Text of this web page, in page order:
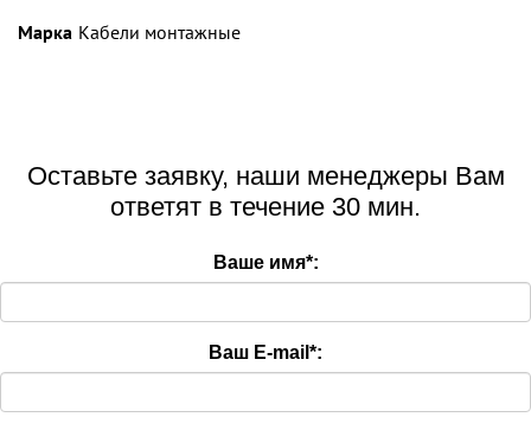
Марка Кабели монтажные
Оставьте заявку, наши менеджеры Вам
ответят в течение 30 мин.
Ваше имя*:
Ваш E-mail *: